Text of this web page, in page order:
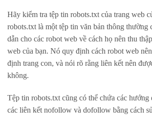
Hãy kiểm tra tệp tin robots.txt của trang web
robots.txt là một tệp tin văn bản thông thường
dẫn cho các robot web về cách họ nên thu
web của bạn. Nó quy định cách robot web
định trang con, và nói rõ rằng liên kết nên
không.
Tệp tin robots.txt cũng có thể chứa các
các liên kết nofollow và dofollow bằng cách